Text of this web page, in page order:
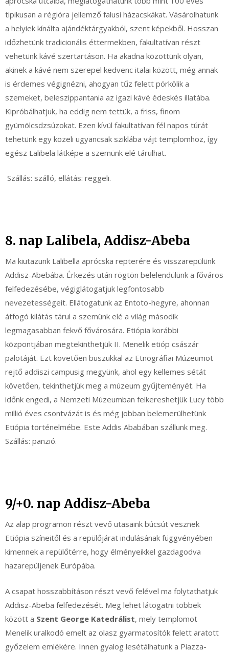
tipikusan a régióra jellemző falusi házacskákat. Vásárolhatunk
a helyiek kínálta ajándéktárgyakból, szent képekből. Hosszan
időzhetünk tradicionális éttermekben, fakultatívan részt
vehetünk kávé szertartáson. Ha akadna közöttünk olyan,
akinek a kávé nem szerepel kedvenc italai között, még annak
is érdemes végignézni, ahogyan tűz felett pörkölik a
szemeket, beleszippantania az igazi kávé édeskés illatába.
Kipróbálhatjuk, ha eddig nem tettük, a friss, finom
gyümölcsdzsúzokat. Ezen kívül fakultatívan fél napos túrát
tehetünk egy közeli ugyancsak sziklába vájt templomhoz, így
egész Lalibela látképe a szemünk elé tárulhat.
Szállás: szálló, ellátás: reggeli.
8. nap Lalibela, Addisz-Abeba
Ma kiutazunk Lalibella aprócska repterére és visszarepülünk
Addisz-Abebába. Érkezés után rögtön belelendülünk a főváros
felfedezésébe, végiglátogatjuk legfontosabb
nevezetességeit. Ellátogatunk az Entoto-hegyre, ahonnan
átfogó kilátás tárul a szemünk elé a világ második
legmagasabban fekvő fővárosára. Etiópia korábbi
központjában megtekinthetjük II. Menelik etióp császár
palotáját. Ezt követően buszukkal az Etnográfiai Múzeumot
rejtő addiszi campusig megyünk, ahol egy kellemes sétát
követően, tekinthetjük meg a múzeum gyűjteményét. Ha
időnk engedi, a Nemzeti Múzeumban felkereshetjük Lucy több
millió éves csontvázát is és még jobban belemerülhetünk
Etiópia történelmébe. Este Addis Ababában szállunk meg.
Szállás: panzió.
9/+0. nap Addisz-Abeba
Az alap programon részt vevő utasaink búcsút vesznek
Etiópia színeitől és a repülőjárat indulásának függvényében
kimennek a repülőtérre, hogy élményeikkel gazdagodva
hazarepüljenek Európába.
A csapat hosszabbításon részt vevő felével ma folytathatjuk
Addisz-Abeba felfedezését. Meg lehet látogatni többek
között a Szent George Katedrálist, mely templomot
Menelik uralkodó emelt az olasz gyarmatosítók felett aratott
győzelem emlékére. Innen gyalog lesétálhatunk a Piazza-